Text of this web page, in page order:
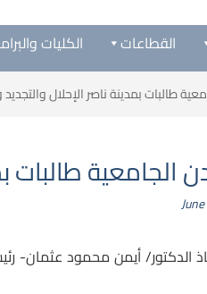
الكليات القطاعات
طالبات بمدينة ناصر الإحلال والتجديد
طالبات
أيمن محمود عثمان- رئيس